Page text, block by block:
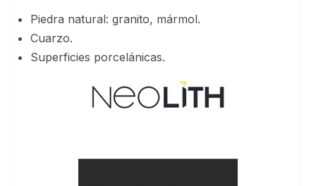
Piedra natural: granito, mármol.
Cuarzo.
Superficies porcelánicas.